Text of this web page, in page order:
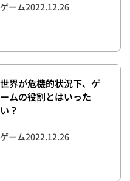
ゲーム2022.12.26
世界が危機的状況下、ゲ
ームの役割とはいった
い？
ゲーム2022.12.26